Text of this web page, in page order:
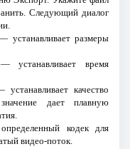
Следующий диалог
размеры
устанавливает время
качество
дает плавную
кодек для
видео-поток.